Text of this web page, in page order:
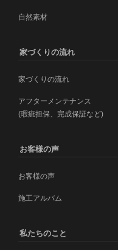
自然素材
家づくりの流れ
家づくりの流れ
アフターメンテナンス
(瑕疵担保、完成保証など)
お客様の声
お客様の声
施工アルバム
私たちのこと